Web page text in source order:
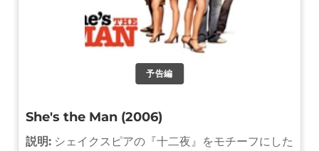
予告編
She's the Man (2006)
説明: シェイクスピアの『十二夜』をモチーフにした